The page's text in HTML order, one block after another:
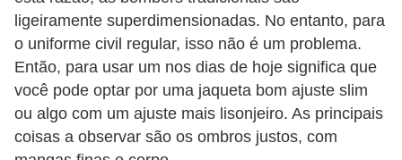
ligeiramente superdimensionadas. No entanto, para
o uniforme civil regular, isso não é um problema.
Então, para usar um nos dias de hoje significa que
você pode optar por uma jaqueta bom ajuste slim
ou algo com um ajuste mais lisonjeiro. As principais
coisas a observar são os ombros justos, com